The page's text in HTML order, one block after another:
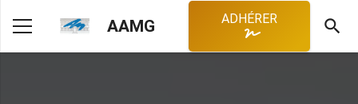
AAMG ADHÉRER search